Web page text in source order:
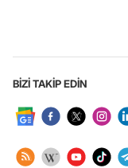
BİZİ TAKİP EDİN